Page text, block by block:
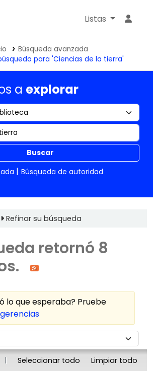
IGP
Listas
Búsqueda avanzada
para 'Ciencias de la tierra'
a explorar
Buscar
Búsqueda de autoridad
Refinar su búsqueda
retornó 8
lo que esperaba? Pruebe
Seleccionar todo
Limpiar todo